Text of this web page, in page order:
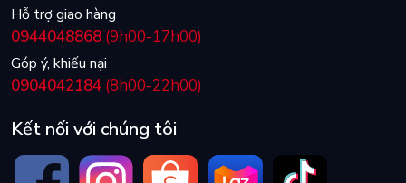
Hỗ trợ giao hàng
0944048868 (9h00-17h00)
Góp ý, khiếu nại
0904042184 (8h00-22h00)
Kết nối với chúng tôi